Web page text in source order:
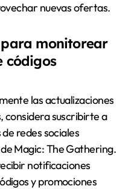
nuevas ofertas.
monitorear
códigos
las actualizaciones
considera suscribirte a
redes sociales
Magic: The Gathering.
notificaciones
y promociones